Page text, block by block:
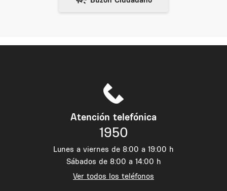
Atención telefónica
1950
Lunes a viernes de 8:00 a 19:00 h
Sábados de 8:00 a 14:00 h
Ver todos los teléfonos